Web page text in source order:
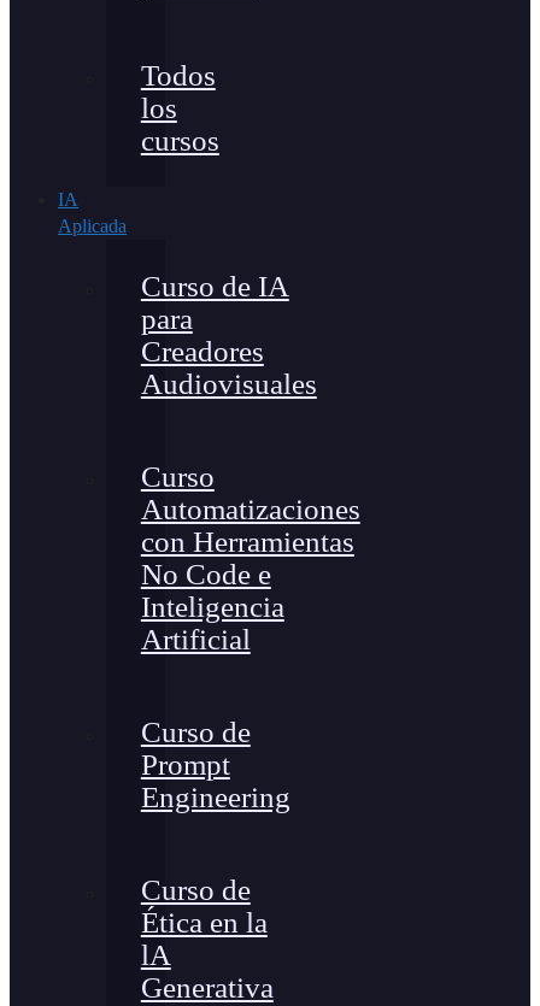
Todos
los
cursos
IA
Aplicada
Curso de IA
para
Creadores
Audiovisuales
Curso
Automatizaciones
con Herramientas
No Code e
Inteligencia
Artificial
Curso de
Prompt
Engineering
Curso de
Ética en la
lA
Generativa